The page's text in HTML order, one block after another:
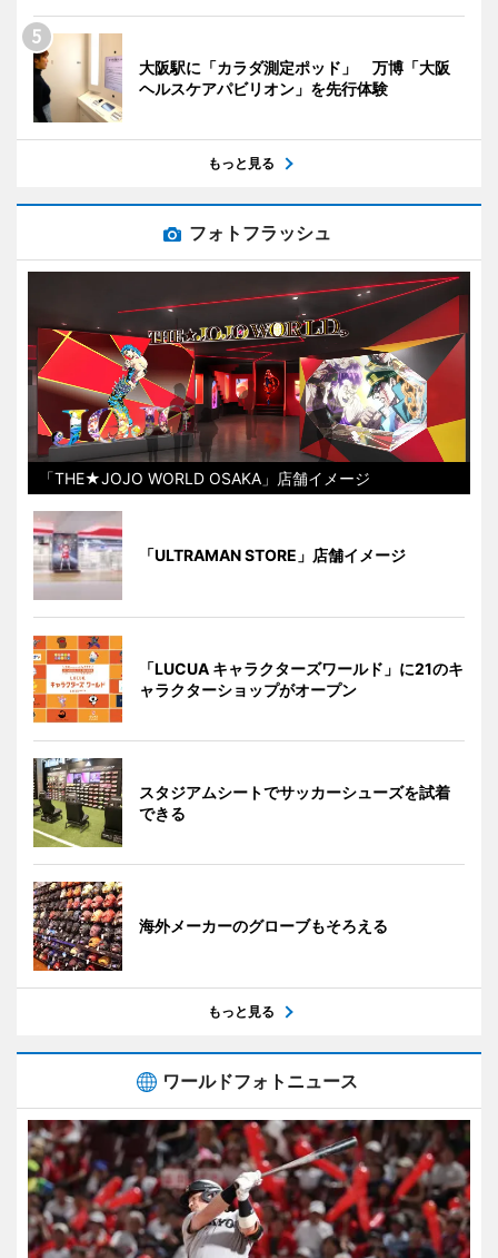
大阪駅に「カラダ測定ポッド」 万博「大阪
ヘルスケアパビリオン」を先行体験
もっと見る
フォトフラッシュ
「THE★JOJO WORLD OSAKA」店舗イメージ
「ULTRAMAN STORE」店舗イメージ
「LUCUA キャラクターズワールド」に21のキ
ャラクターショップがオープン
スタジアムシートでサッカーシューズを試着
できる
海外メーカーのグローブもそろえる
もっと見る
ワールドフォトニュース